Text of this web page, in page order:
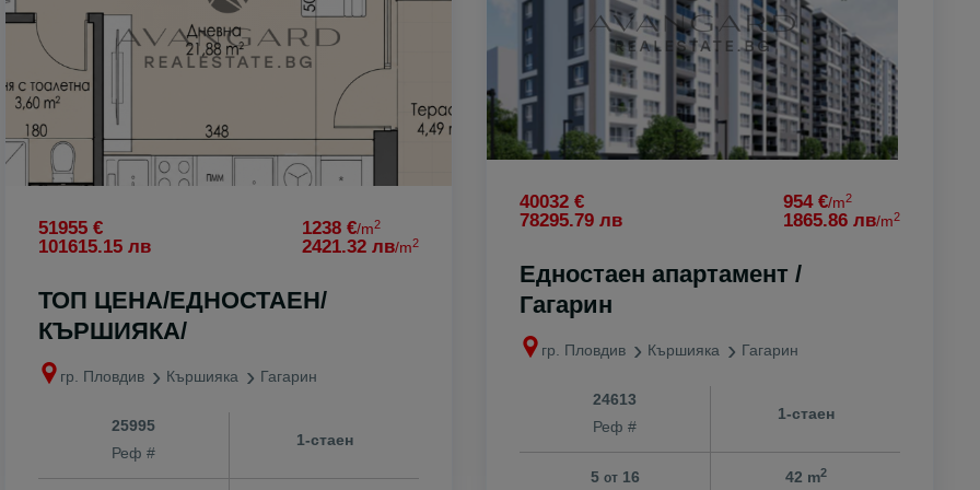
51955 €
101615.15 лв
1238 €/m2
2421.32 лв/m2
ТОП ЦЕНА/ЕДНОСТАЕН/
КЪРШИЯКА/
гр. Пловдив Кършияка Гагарин
25995
Реф #
1-стаен
40032 €
78295.79 лв
954 €/m2
1865.86 лв/m2
Едностаен апартамент /
Гагарин
гр. Пловдив Кършияка Гагарин
24613
Реф #
1-стаен
5 от16
42 m2